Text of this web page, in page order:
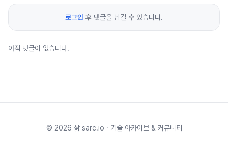
로그인 후 댓글을 남길 수 있습니다.
아직 댓글이 없습니다.
© 2026 삵 sarc.io · 기술 아카이브 & 커뮤니티